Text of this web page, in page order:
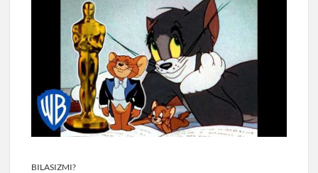
BILASIZMI?